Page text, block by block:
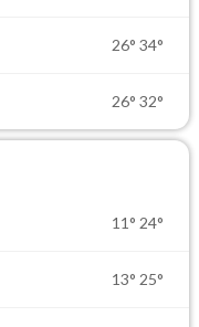
26° 34°
26° 32°
11° 24°
13° 25°